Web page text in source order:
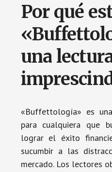
Por qué
una
«Buffettología» es
para cualquiera que
lograr el éxito
sucumbir a las
mercado. Los lectores